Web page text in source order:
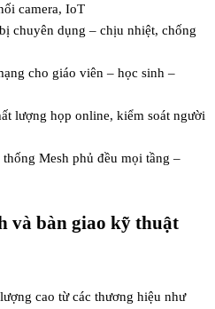
camera, IoT
chuyên dụng – chịu nhiệt, chống
cho giáo viên – học sinh –
lượng họp online, kiểm soát người
thống Mesh phủ đều mọi tầng –
và bàn giao kỹ thuật
cao từ các thương hiệu như